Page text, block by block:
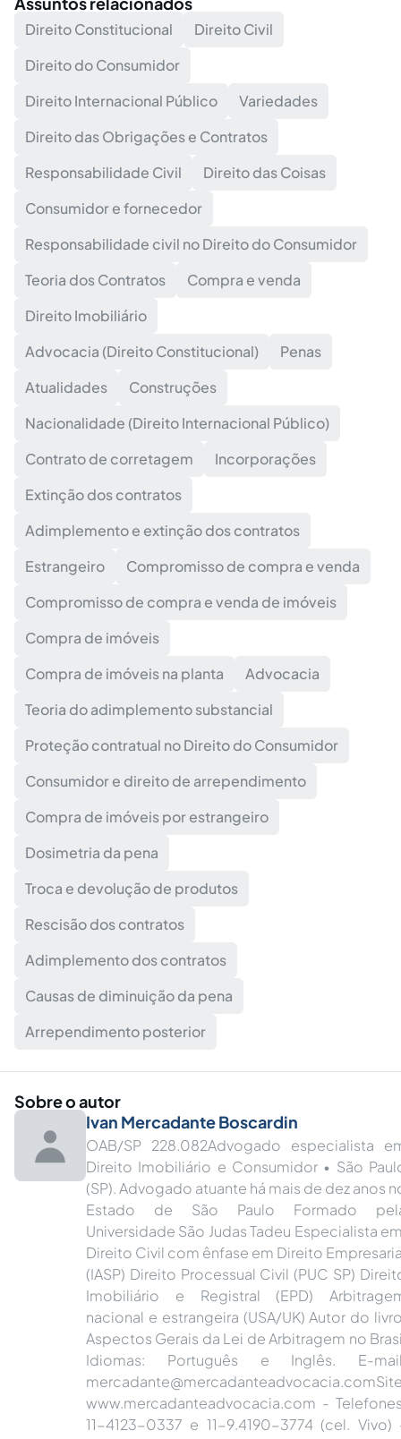
Direito Constitucional
Direito Civil
Direito do Consumidor
Direito Internacional Público
Variedades
Direito das Obrigações e Contratos
Responsabilidade Civil
Direito das Coisas
Consumidor e fornecedor
Responsabilidade civil no Direito do Consumidor
Teoria dos Contratos
Compra e venda
Direito Imobiliário
Advocacia (Direito Constitucional)
Penas
Atualidades
Construções
Nacionalidade (Direito Internacional Público)
Contrato de corretagem
Incorporações
Extinção dos contratos
Adimplemento e extinção dos contratos
Estrangeiro
Compromisso de compra e venda
Compromisso de compra e venda de imóveis
Compra de imóveis
Compra de imóveis na planta
Advocacia
Teoria do adimplemento substancial
Proteção contratual no Direito do Consumidor
Consumidor e direito de arrependimento
Compra de imóveis por estrangeiro
Dosimetria da pena
Troca e devolução de produtos
Rescisão dos contratos
Adimplemento dos contratos
Causas de diminuição da pena
Arrependimento posterior
Sobre o autor
Ivan Mercadante Boscardin
OAB/SP 228.082Advogado especialista
Direito Imobiliário e Consumidor • São
(SP). Advogado atuante há mais de dez anos
Estado de São Paulo Formado
Universidade São Judas Tadeu Especialista
Direito Civil com ênfase em Direito
(IASP) Direito Processual Civil (PUC SP)
Imobiliário e Registral (EPD)
nacional e estrangeira (USA/UK) Autor do
Aspectos Gerais da Lei de Arbitragem no
Idiomas: Português e Inglês. E-
www.mercadanteadvocacia.com -
11-4123-0337 e 11-9.4190-3774 (cel. Vivo)